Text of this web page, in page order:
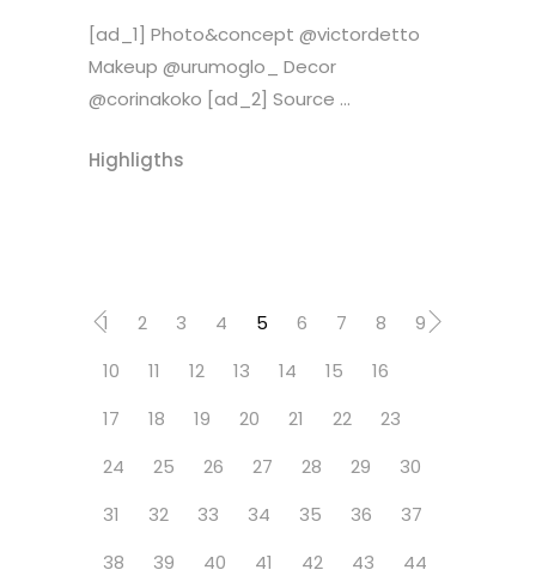
[ad_1] Photo&concept @victordetto
Makeup @urumoglo_ Decor
@corinakoko [ad_2] Source ...
Highligths
1 2 3 4 5 6 7 8
9
10
11 12 13 14 15
16
17
18 19 20 21 22
23
24
25 26 27 28 29
30
31
32 33 34 35 36
37
38
39 40 41 42 43
44